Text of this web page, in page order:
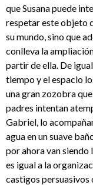
que Susana puede
respetar este objeto
su mundo, sino que
conlleva la
partir de ella. De
tiempo y el espacio
una gran zozobra
padres intentan
Gabriel, lo
agua en un suave
por ahora van siendo
es igual a la
castigos persuasivos